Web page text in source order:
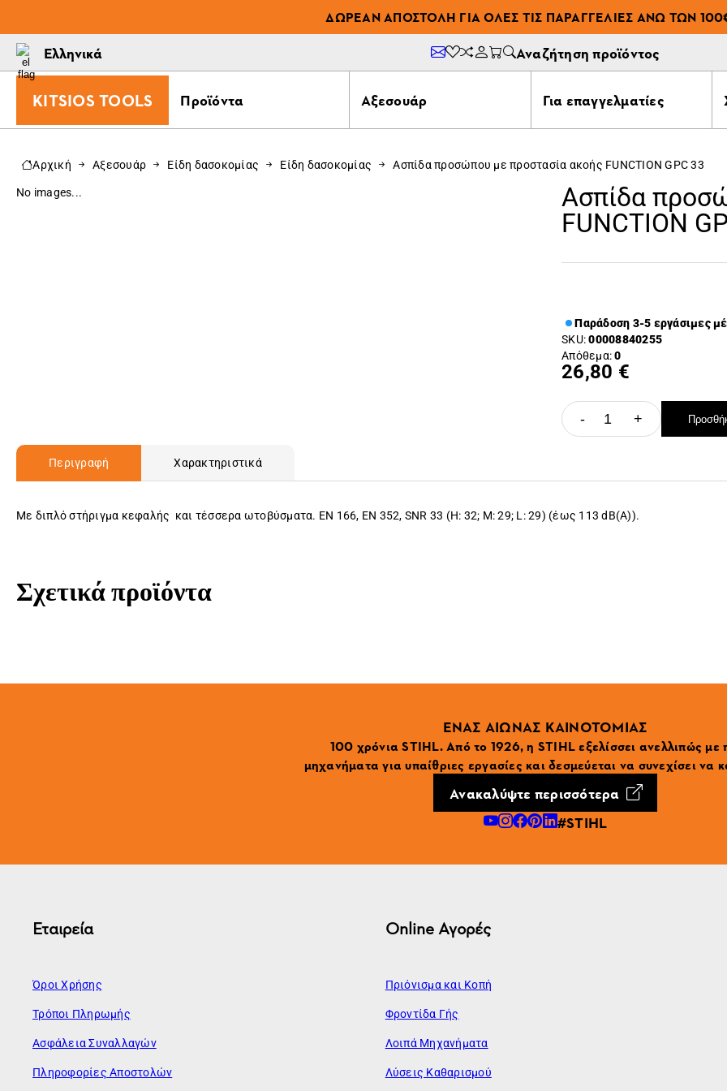
ΔΩΡΕΆΝ ΑΠΟΣΤΟΛΉ ΓΙΑ ΌΛΕΣ ΤΙΣ ΠΑΡΑΓΓΕΛΊΕΣ ΆΝΩ ΤΩΝ
Ελληνικά Αναζήτηση προϊόντος
KITSIOS TOOLS Προϊόντα Αξεσουάρ Για επαγγελματίες
Αρχική Αξεσουάρ Είδη δασοκομίας Είδη δασοκομίας Ασπίδα προσώπου με προστασία ακοής FUNCTION GPC 33
No images...
Ασπίδα
FUNCTION
Παράδοση 3-5 εργάσιμες
SKU:00008840255
Απόθεμα:0
26,80 €
- +
Περιγραφή Χαρακτηριστικά
Με διπλό στήριγμα κεφαλής και τέσσερα ωτοβύσματα. EN 166, EN 352, SNR 33 (H: 32; M: 29; L: 29) (έως 113 dB(A)).
Σχετικά προϊόντα
ΕΝΑΣ ΑΙΩΝΑΣ ΚΑΙΝΟΤΟΜΙΑΣ
100 χρόνια STIHL. Από το 1926, η STIHL εξελίσσει ανελλιπώς με
μηχανήματα για υπαίθριες εργασίες και δεσμεύεται να συνεχίσει να
Ανακαλύψτε περισσότερα
#STIHL
Εταιρεία
Όροι Χρήσης
Τρόποι Πληρωμής
Ασφάλεια Συναλλαγών
Πληροφορίες Αποστολών
Online Αγορές
Πριόνισμα και Κοπή
Φροντίδα Γής
Λοιπά Μηχανήματα
Λύσεις Καθαρισμού